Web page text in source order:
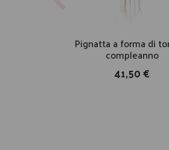
Pignatta a forma di
compleanno
41,50 €